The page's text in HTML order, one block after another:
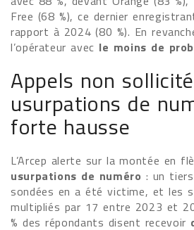
Free (68 %), ce dernier
rapport à 2024 (80 %). En
l’opérateur avec le moins de
Appels non
usurpations de
forte hausse
L’Arcep alerte sur la montée en
usurpations de numéro : un
sondées en a été victime, et les
multipliés par 17 entre 2023 et
% des répondants disent recevoir